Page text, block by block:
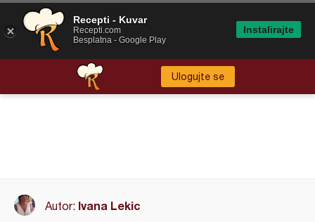
Ulogujte se
Autor: Ivana Lekic
Recepti - Kuvar
Recepti.com
Besplatna - Google Play
Instalirajte